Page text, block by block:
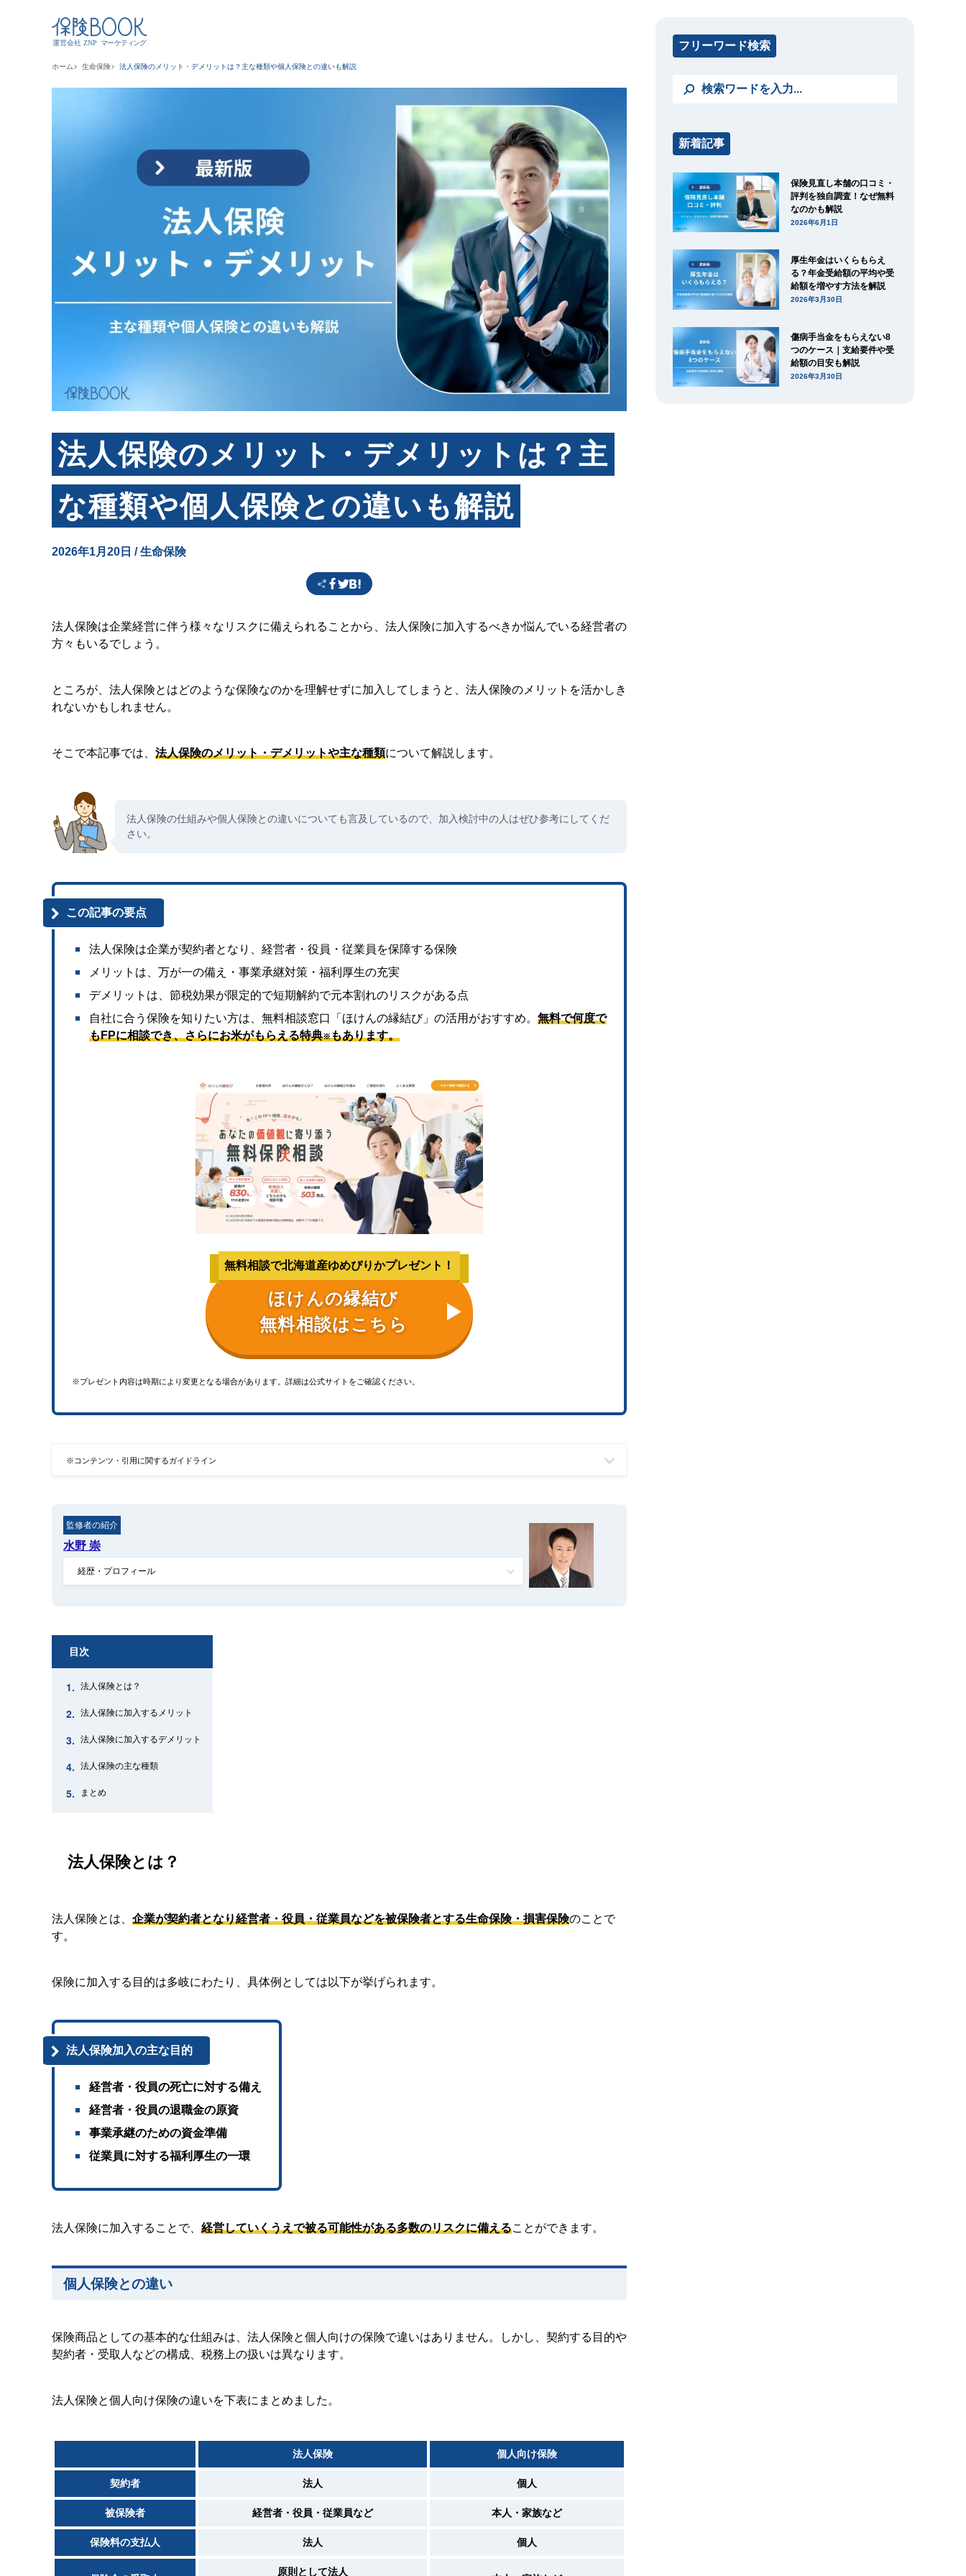
ホーム 生命保険 法人保険のメリット・デメリットは？主な種類や個人保険との違いも解説
法人保険のメリット・デメリットは？主
な種類や個人保険との違いも解説
2026年1月20日 /生命保険
法人保険は企業経営に伴う様々なリスクに備えられることから、法人保険に加入するべきか悩んでいる経営者の
方々もいるでしょう。
ところが、法人保険とはどのような保険なのかを理解せずに加入してしまうと、法人保険のメリットを活かしき
れないかもしれません。
そこで本記事では、 法人保険のメリット・デメリットや主な種類について解説します。
法人保険の仕組みや個人保険との違いについても言及しているので、加入検討中の人はぜひ参考にしてくだ
さい。
この記事の要点
法人保険は企業が契約者となり、経営者・役員・従業員を保障する保険
メリットは、万が一の備え・事業承継対策・福利厚生の充実
デメリットは、節税効果が限定的で短期解約で元本割れのリスクがある点
自社に合う保険を知りたい方は、 無料相談窓口「ほけんの縁結び」の活用がおすすめ。 無料で何度で
もFPに相談でき、さらにお米がもらえる特典※もあります。
無料相談で北海道産ゆめぴりかプレゼント！
ほけんの縁結び
無料相談はこちら
※プレゼント内容は時期により変更となる場合があります。詳細は公式サイトをご確認ください。
※コンテンツ・引用に関するガイドライン
監修者の紹介
水野 崇
経歴・プロフィール
目次
法人保険とは？
法人保険に加入するメリット
法人保険に加入するデメリット
法人保険の主な種類
まとめ
法人保険とは？
法人保険とは、 企業が契約者となり経営者・役員・従業員などを被保険者とする生命保険・損害保険のことで
す。
保険に加入する目的は多岐にわたり、具体例としては以下が挙げられます。
法人保険加入の主な目的
経営者・役員の死亡に対する備え
経営者・役員の退職金の原資
事業承継のための資金準備
従業員に対する福利厚生の一環
法人保険に加入することで、 経営していくうえで被る可能性がある多数のリスクに備えることができます。
個人保険との違い
保険商品としての基本的な仕組みは、法人保険と個人向けの保険で違いはありません。しかし、契約する目的や
契約者・受取人などの構成、税務上の扱いは異なります。
法人保険と個人向け保険の違いを下表にまとめました。
法人保険 個人向け保険
契約者 法人 個人
被保険者 経営者・役員・従業員など 本人・家族など
保険料の支払人 法人 個人
原則として法人
フリーワード検索
新着記事
保険見直し本舗の口コミ・
評判を独自調査！なぜ無料
なのかも解説
2026年6月1日
厚生年金はいくらもらえ
る？年金受給額の平均や受
給額を増やす方法を解説
2026年3月30日
傷病手当金をもらえない8
つのケース｜支給要件や受
給額の目安も解説
2026年3月30日